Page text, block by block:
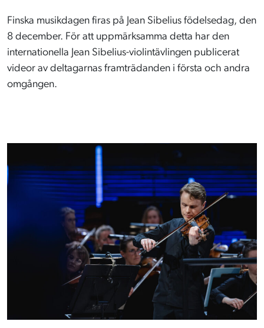
Finska musikdagen firas på Jean Sibelius födelsedag, den
8 december. För att uppmärksamma detta har den
internationella Jean Sibelius-violintävlingen publicerat
videor av deltagarnas framträdanden i första och andra
omgången.